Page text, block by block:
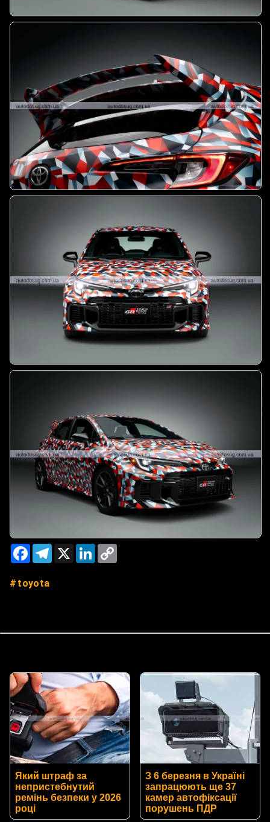
FacebookTelegram
X LinkedIn
toyota
Який штраф за
непристебнутий
ремінь безпеки у 2026
році
З 6 березня в Україні
запрацюють ще 37
камер автофіксації
порушень ПДР